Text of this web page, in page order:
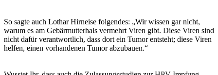
So sagte auch Lothar Hirneise folgendes: „Wir wissen gar nicht,
warum es am Gebärmutterhals vermehrt Viren gibt. Diese Viren sind
nicht dafür verantwortlich, dass dort ein Tumor entsteht; diese Viren
helfen, einen vorhandenen Tumor abzubauen.“